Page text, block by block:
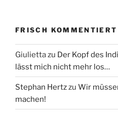
FRISCH KOMMENTIERT
Giuliettazu Der Kopf des
lässt mich nicht mehr los…
Stephan Hertzzu Wir
machen!